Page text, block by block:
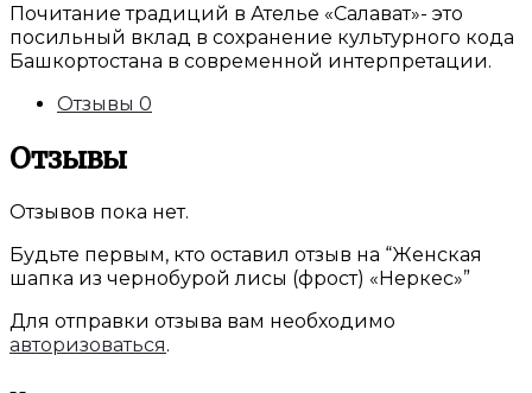
Почитание традиций в Ателье «Салават»- это
посильный вклад в сохранение культурного кода
Башкортостана в современной интерпретации.
Отзывы 0
Отзывы
Отзывов пока нет.
Будьте первым, кто оставил отзыв на “Женская
шапка из чернобурой лисы (фрост) «Неркес»”
Для отправки отзыва вам необходимо
авторизоваться.